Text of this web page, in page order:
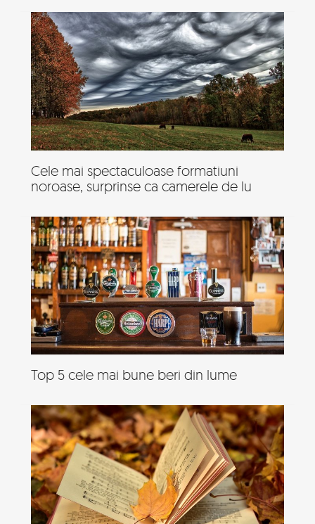
Cele mai spectaculoase formatiuni
noroase, surprinse ca camerele de lu
Top 5 cele mai bune beri din lume